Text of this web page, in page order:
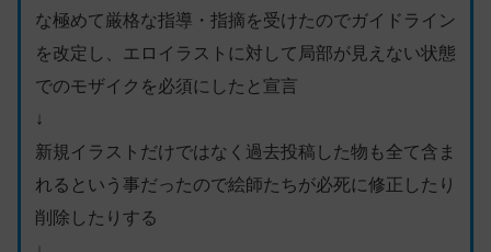
な極めて厳格な指導・指摘を受けたのでガイドライン
を改定し、エロイラストに対して局部が見えない状態
でのモザイクを必須にしたと宣言
↓
新規イラストだけではなく過去投稿した物も全て含ま
れるという事だったので絵師たちが必死に修正したり
削除したりする